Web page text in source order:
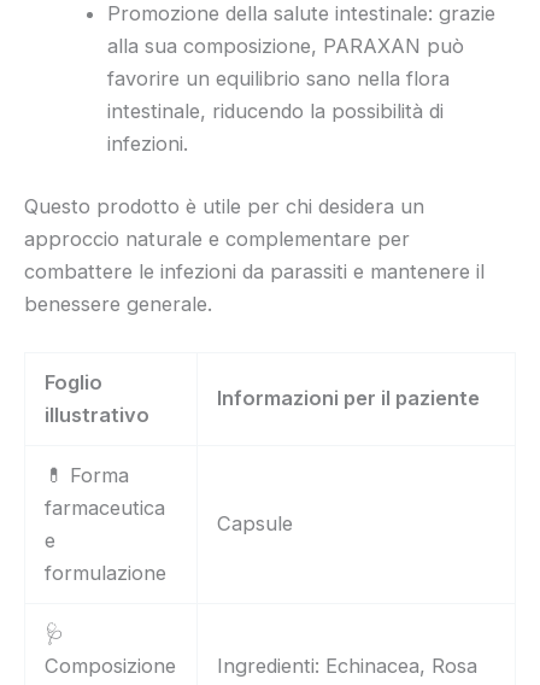
Promozione della salute intestinale: grazie
alla sua composizione, PARAXAN può
favorire un equilibrio sano nella flora
intestinale, riducendo la possibilità di
infezioni.
Questo prodotto è utile per chi desidera un
approccio naturale e complementare per
combattere le infezioni da parassiti e mantenere il
benessere generale.
Foglio
illustrativo
Informazioni per il paziente
💊 Forma
farmaceutica
e
formulazione
Capsule
🩺
Composizione
Ingredienti: Echinacea, Rosa